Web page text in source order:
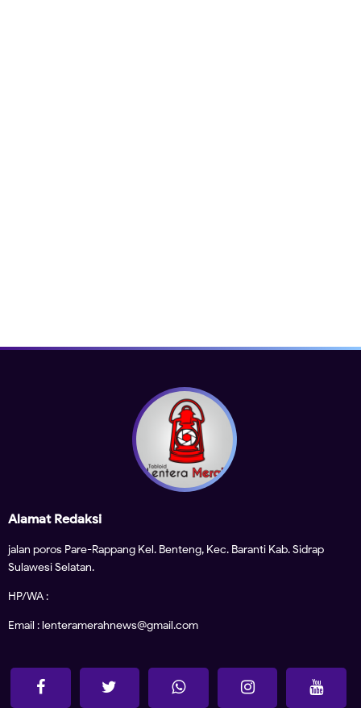
Alamat Redaksi
jalan poros Pare-Rappang Kel. Benteng, Kec. Baranti Kab. Sidrap
Sulawesi Selatan.
HP/WA :
Email : lenteramerahnews@gmail.com